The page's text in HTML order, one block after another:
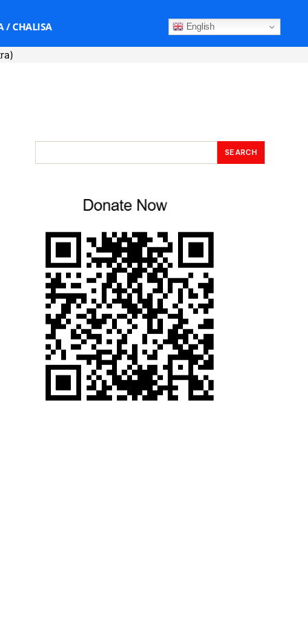
/ CHALISA English
SEARCH